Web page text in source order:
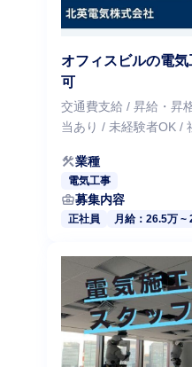
オフィスビルの電
可
交通費支給 / 昇給・昇
当あり / 未経験者OK /
construction業種
電気工事
business_center募集内容
正社員 月給：26.5万 ~